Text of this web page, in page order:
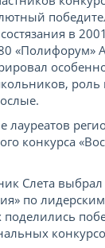
в
«Полифорум»
роль
конкурса
Слета выбрал
по